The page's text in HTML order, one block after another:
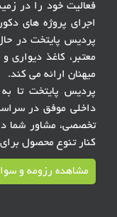
فعالیت خود را در
اجرای پروژه های
پردیس پایتخت در
معتبر، کاغذ
میهنان ارائه می کند.
پردیس پایتخت تا
داخلی موفق در
تخصصی، مشاور شما
کنار تنوع محصول
مشاهده رزومه و